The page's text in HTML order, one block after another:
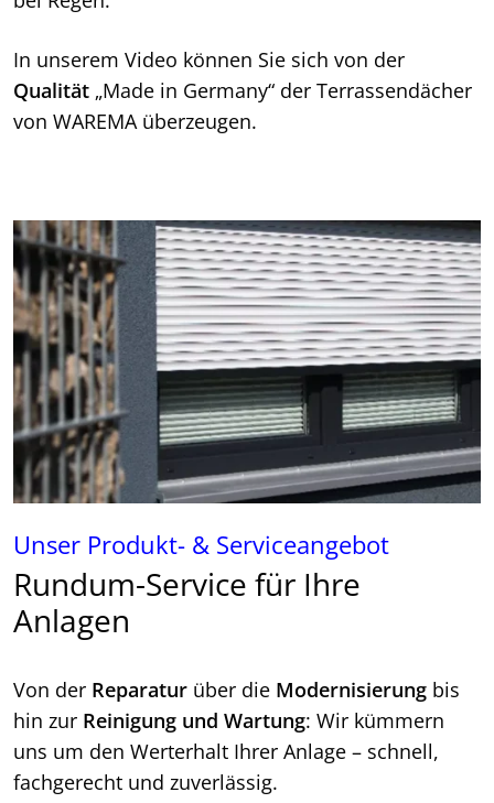
In unserem Video können Sie sich von der
Qualität „Made in Germany“ der Terrassendächer
von WAREMA überzeugen.
Unser Produkt- & Serviceangebot
Rundum-Service für Ihre
Anlagen
Von der Reparatur über die Modernisierung bis
hin zur Reinigung und Wartung: Wir kümmern
uns um den Werterhalt Ihrer Anlage – schnell,
fachgerecht und zuverlässig.